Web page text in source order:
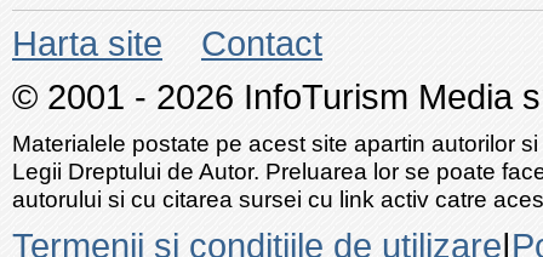
Harta site
Contact
© 2001 - 2026 InfoTurism Media
Materialele postate pe acest site apartin autorilor
Legii Dreptului de Autor. Preluarea lor se poate
autorului si cu citarea sursei cu link activ catre
Termenii si conditiile de utilizare|